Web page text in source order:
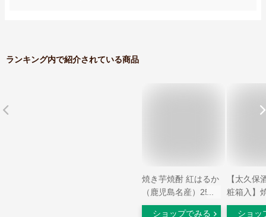
ランキング内で紹介されている商品
焼き芋焼酎 紅はるか
（鹿児島名産）25度
1800ml 【太久保酒
ショップでみる
【太久保
粧箱入】
紅はるか
ショッ